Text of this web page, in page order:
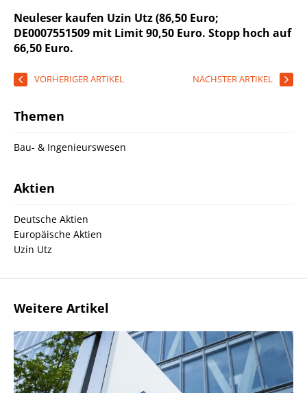
Neuleser kaufen Uzin Utz (86,50 Euro;
DE0007551509 mit Limit 90,50 Euro. Stopp hoch auf
66,50 Euro.
VORHERIGER ARTIKEL NÄCHSTER ARTIKEL
Themen
Bau- & Ingenieurswesen
Aktien
Deutsche Aktien
Europäische Aktien
Uzin Utz
Weitere Artikel